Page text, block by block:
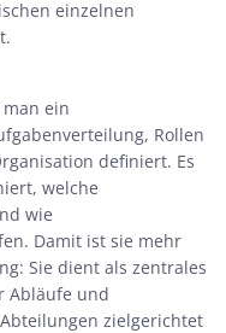
einzelnen
ein
Rollen
definiert. Es
welche
wie
Damit ist sie mehr
Sie dient als zentrales
Abläufe und
zielgerichtet